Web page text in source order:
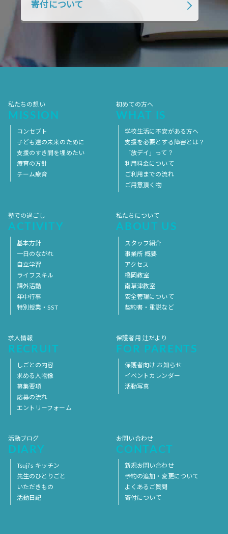
2018年1月 2017年12月
2017年10月 2017年9月 2017年8月
2017年5月
2017年4月
寄付について
私たちの想い
MISSION
コンセプト
子ども達の未来のために
支援のすき間を埋めたい
療育の方針
チーム療育
初めての方へ
WHAT IS
学校生活に不安がある方へ
支援を必要とする障害とは？
「放デイ」って？
利用料金について
ご利用までの流れ
ご用意頂く物
塾での過ごし
ACTIVITY
基本方針
一日のながれ
自立学習
ライフスキル
課外活動
年中行事
特別授業・SST
私たちについて
ABOUT US
スタッフ紹介
事業所 概要
アクセス
橋岡教室
南草津教室
安全管理について
契約書・重説など
求人情報
RECRUIT
しごとの内容
求める人物像
募集要項
応募の流れ
エントリーフォーム
保護者用 辻だより
FOR PARENTS
保護者向け お知らせ
イベントカレンダー
活動写真
活動ブログ
DIARY
Tsuji’s キッチン
先生のひとりごと
いただきもの
活動日記
お問い合わせ
CONTACT
新規お問い合わせ
予約の追加・変更について
よくあるご質問
寄付について